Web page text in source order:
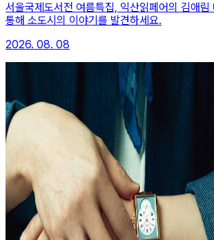
서울국제도서전 여름특집, 익산읽페어의 김애림
통해 소도시의 이야기를 발견하세요.
2026. 08. 08